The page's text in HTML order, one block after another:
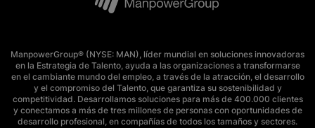
ManpowerGroup® (NYSE: MAN), líder mundial en soluciones innovadoras
en la Estrategia de Talento, ayuda a las organizaciones a transformarse
en el cambiante mundo del empleo, a través de la atracción, el desarrollo
y el compromiso del Talento, que garantiza su sostenibilidad y
competitividad. Desarrollamos soluciones para más de 400.000 clientes
y conectamos a más de tres millones de personas con oportunidades de
desarrollo profesional, en compañías de todos los tamaños y sectores.